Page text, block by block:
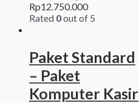
Rp12.750.000
Rated 0out of 5
Paket Standard
– Paket
Komputer Kasir